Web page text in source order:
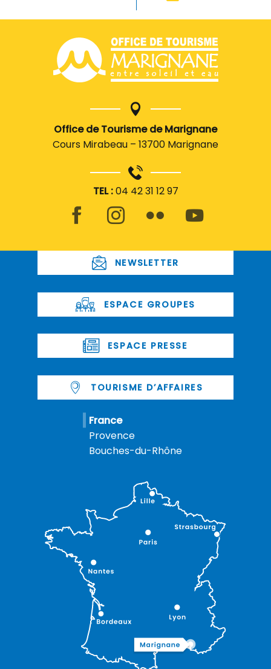
Office de Tourisme de Marignane
Cours Mirabeau – 13700 Marignane
TEL :04 42 31 12 97
NEWSLETTER
ESPACE GROUPES
ESPACE PRESSE
TOURISME D’AFFAIRES
France
Provence
Bouches-du-Rhône